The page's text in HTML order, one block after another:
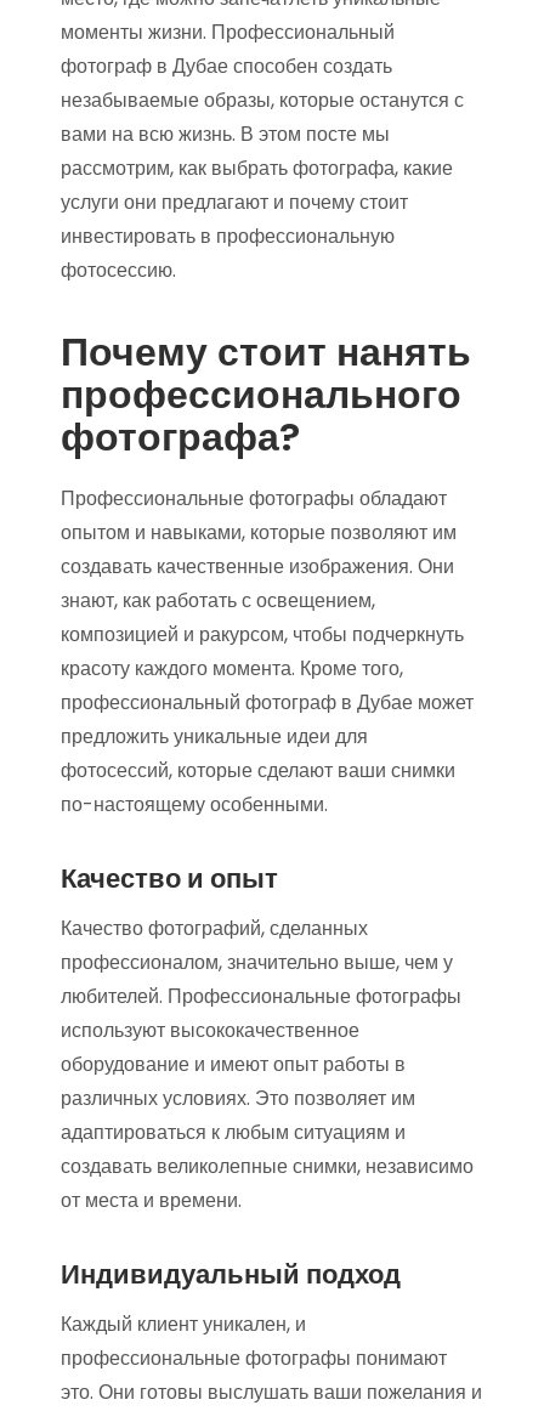
моменты жизни. Профессиональный
фотограф в Дубае способен создать
незабываемые образы, которые останутся с
вами на всю жизнь. В этом посте мы
рассмотрим, как выбрать фотографа, какие
услуги они предлагают и почему стоит
инвестировать в профессиональную
фотосессию.
Почему стоит нанять
профессионального
фотографа?
Профессиональные фотографы обладают
опытом и навыками, которые позволяют им
создавать качественные изображения. Они
знают, как работать с освещением,
композицией и ракурсом, чтобы подчеркнуть
красоту каждого момента. Кроме того,
профессиональный фотограф в Дубае может
предложить уникальные идеи для
фотосессий, которые сделают ваши снимки
по-настоящему особенными.
Качество и опыт
Качество фотографий, сделанных
профессионалом, значительно выше, чем у
любителей. Профессиональные фотографы
используют высококачественное
оборудование и имеют опыт работы в
различных условиях. Это позволяет им
адаптироваться к любым ситуациям и
создавать великолепные снимки, независимо
от места и времени.
Индивидуальный подход
Каждый клиент уникален, и
профессиональные фотографы понимают
это. Они готовы выслушать ваши пожелания и